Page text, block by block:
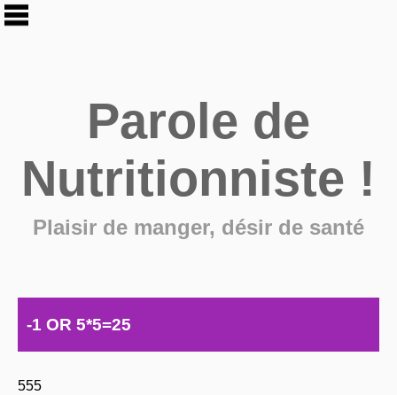
Parole de
Nutritionniste !
Plaisir de manger, désir de santé
-1 OR 5*5=25
555